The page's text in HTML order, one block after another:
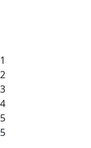
1
2
3
4
5
5